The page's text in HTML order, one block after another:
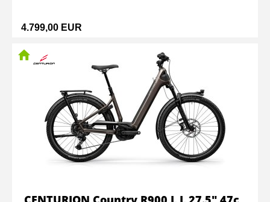
4.799,00 EUR